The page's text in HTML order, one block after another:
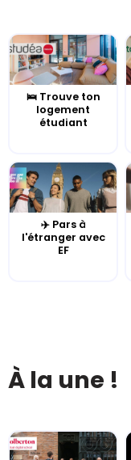
🛌 Trouve ton
logement
étudiant
✈️ Pars à
l'étranger avec
EF
À la une !